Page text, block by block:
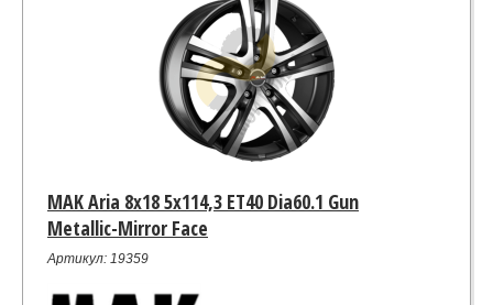
MAK Aria 8x18 5x114,3 ET40 Dia60.1 Gun
Metallic-Mirror Face
Артикул: 19359